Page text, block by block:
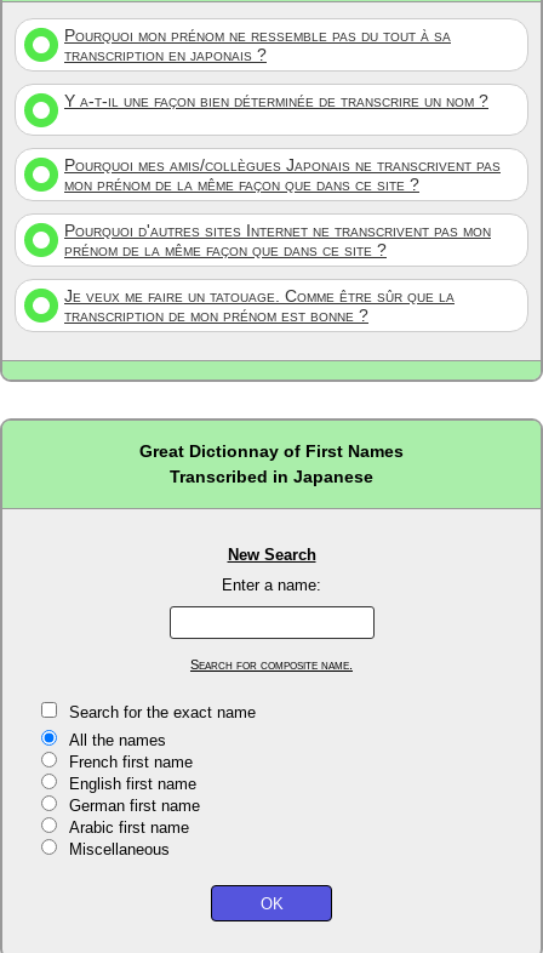
Pourquoi mon prénom ne ressemble pas du tout à sa
transcription en japonais ?
Y a-t-il une façon bien déterminée de transcrire un nom ?
Pourquoi mes amis/collègues Japonais ne transcrivent pas
mon prénom de la même façon que dans ce site ?
Pourquoi d'autres sites Internet ne transcrivent pas mon
prénom de la même façon que dans ce site ?
Je veux me faire un tatouage. Comme être sûr que la
transcription de mon prénom est bonne ?
Great Dictionnay of First Names
Transcribed in Japanese
New Search
Enter a name:
Search for composite name.
Search for the exact name
All the names
French first name
English first name
German first name
Arabic first name
Miscellaneous